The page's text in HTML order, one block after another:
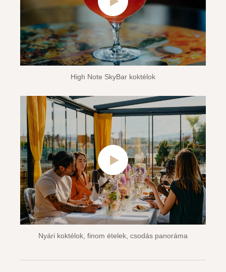
High Note SkyBar koktélok
Nyári koktélok, finom ételek, csodás panoráma